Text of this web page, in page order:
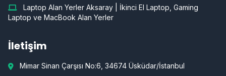
Laptop Alan Yerler Aksaray | İkinci El Laptop, Gaming
Laptop ve MacBook Alan Yerler
İletişim
Mimar Sinan Çarşısı No:6, 34674 Üsküdar/İstanbul